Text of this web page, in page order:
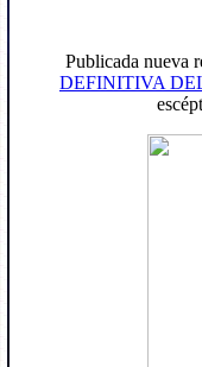
Publicada nueva
DEFINITIVA